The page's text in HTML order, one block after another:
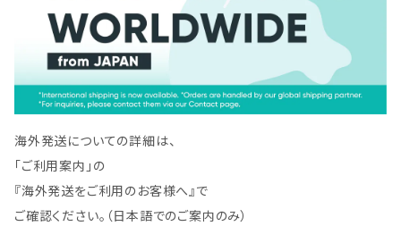
海外発送についての詳細は、
「ご利用案内」の
『海外発送をご利用のお客様へ』で
ご確認ください。（日本語でのご案内のみ）